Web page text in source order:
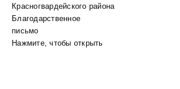
Красногвардейского района
Благодарственное
письмо
Нажмите, чтобы открыть